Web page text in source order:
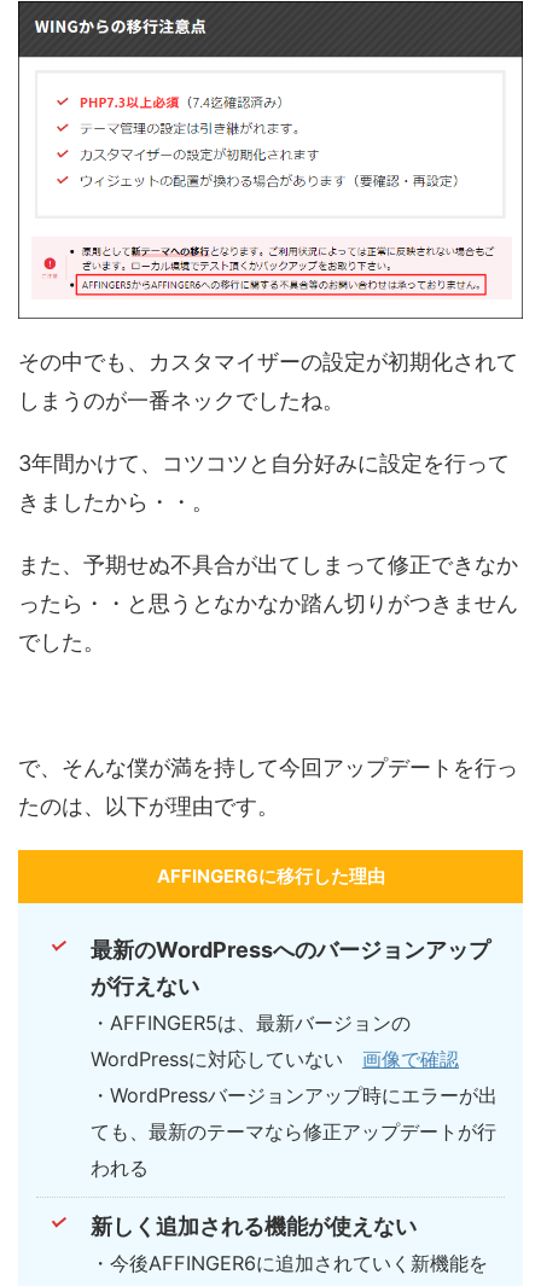
その中でも、カスタマイザーの設定が初期化されて
しまうのが一番ネックでしたね。
3年間かけて、コツコツと自分好みに設定を行って
きましたから・・。
また、予期せぬ不具合が出てしまって修正できなか
ったら・・と思うとなかなか踏ん切りがつきません
でした。
で、そんな僕が満を持して今回アップデートを行っ
たのは、以下が理由です。
AFFINGER6に移行した理由
最新のWordPressへのバージョンアップ
が行えない
・AFFINGER5は、最新バージョンの
WordPressに対応していない 画像で確認
・WordPressバージョンアップ時にエラーが出
ても、最新のテーマなら修正アップデートが行
われる
新しく追加される機能が使えない
・今後AFFINGER6に追加されていく新機能を